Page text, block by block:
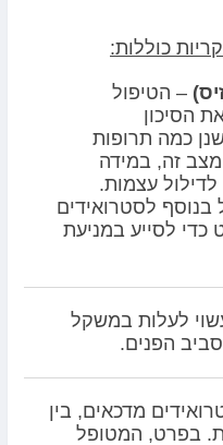
כוללות:
– הטיפול
הסיכון
כמה תרופות
מצב זה, במידה
עצמות.
בנוסף לסטרואידים
כדי לסייע במניעת
לעלות במשקל
הפנים.
מדכאים, בין
בפרט, המטופל